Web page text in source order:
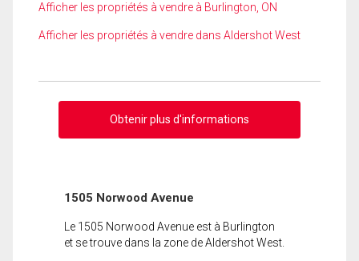
Afficher les propriétés à vendre à Burlington, ON
Afficher les propriétés à vendre dans Aldershot West
Obtenir plus d'informations
1505 Norwood Avenue
Le 1505 Norwood Avenue est à Burlington
et se trouve dans la zone de Aldershot West.